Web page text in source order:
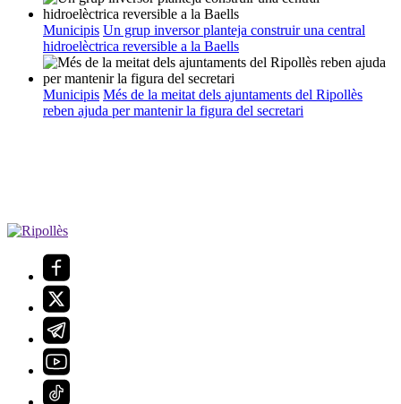
Municipis Un grup inversor planteja construir una central
hidroelèctrica reversible a la Baells
Municipis Més de la meitat dels ajuntaments del Ripollès
reben ajuda per mantenir la figura del secretari